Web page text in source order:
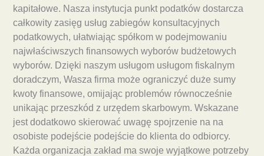
kapitałowe. Nasza instytucja punkt podatków dostarcza
całkowity zasięg usług zabiegów konsultacyjnych
podatkowych, ułatwiając spółkom w podejmowaniu
najwłaściwszych finansowych wyborów budżetowych
wyborów. Dzięki naszym usługom usługom fiskalnym
doradczym, Wasza firma może ograniczyć duże sumy
kwoty finansowe, omijając problemów równocześnie
unikając przeszkód z urzędem skarbowym. Wskazane
jest dodatkowo skierować uwagę spojrzenie na na
osobiste podejście podejście do klienta do odbiorcy.
Każda organizacja zakład ma swoje wyjątkowe potrzeby